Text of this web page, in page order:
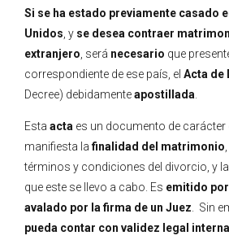
Si se ha estado previamente casado
Unidos , y se desea contraer
extranjero , será necesario que
correspondiente de ese país, el Acta de
Decree) debidamenteapostillada
Esta acta es un documento de carácter
manifiesta la finalidad del matrimonio
términos y condiciones del divorcio, y
que este se llevo a cabo. Es emitido
avalado por la firma de un Juez
Sin
pueda contar con validez legal